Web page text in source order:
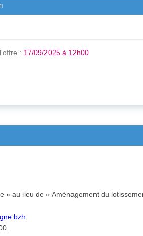
: 17/09/2025 à 12h00
» au lieu de « Aménagement du